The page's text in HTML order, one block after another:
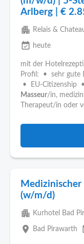
Arlberg | €
apartment Relais &
event_available heute
mit der
Profil: • sehr gute
• EU-Citizenship
Masseur/in,
Therapeut/in oder
(w/m/d)
apartment Kurhotel Bad
place Bad Pirawarth